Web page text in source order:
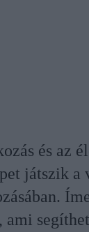
és az
játszik a
ami